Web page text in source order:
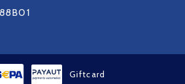
Giftcard